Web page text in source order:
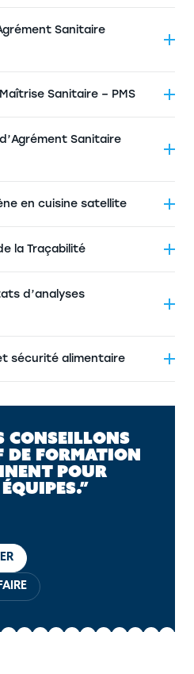
Sanitaire
Sanitaire – PMS
Sanitaire
en cuisine satellite
la Traçabilité
d’analyses
sécurité alimentaire
CONSEILLONS
DE FORMATION
POUR